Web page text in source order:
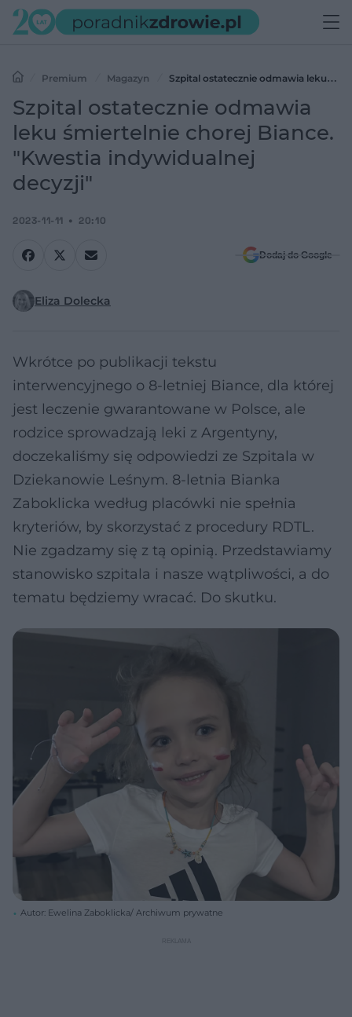
Premium Magazyn
Szpital ostatecznie odmawia leku
śmiertelnie chorej Biance. "Kwestia indywidualnej decyzji"
Szpital ostatecznie odmawia
leku śmiertelnie chorej Biance.
"Kwestia indywidualnej
decyzji"
2023-11-11 20:10
Dodaj do Google
Eliza Dolecka
Wkrótce po publikacji tekstu
interwencyjnego o 8-letniej Biance, dla której
jest leczenie gwarantowane w Polsce, ale
rodzice sprowadzają leki z Argentyny,
doczekaliśmy się odpowiedzi ze Szpitala w
Dziekanowie Leśnym. 8-letnia Bianka
Zaboklicka według placówki nie spełnia
kryteriów, by skorzystać z procedury RDTL.
Nie zgadzamy się z tą opinią. Przedstawiamy
stanowisko szpitala i nasze wątpliwości, a do
tematu będziemy wracać. Do skutku.
Autor: Ewelina Zaboklicka/ Archiwum prywatne